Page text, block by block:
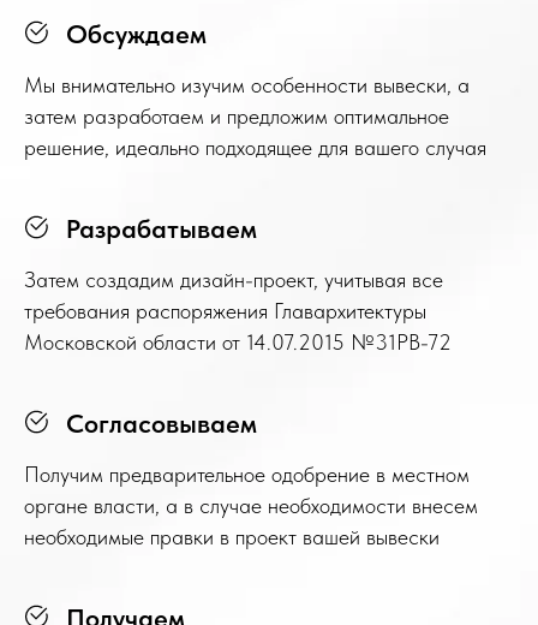
Обсуждаем
Мы внимательно изучим особенности вывески, а
затем разработаем и предложим оптимальное
решение, идеально подходящее для вашего случая
Разрабатываем
Затем создадим дизайн-проект, учитывая все
требования распоряжения Главархитектуры
Московской области от 14.07.2015 №31РВ-72
Согласовываем
Получим предварительное одобрение в местном
органе власти, а в случае необходимости внесем
необходимые правки в проект вашей вывески
Получаем